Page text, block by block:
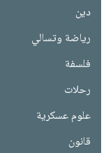
دين
رياضة وتسالي
فلسفة
رحلات
علوم عسكرية
قانون